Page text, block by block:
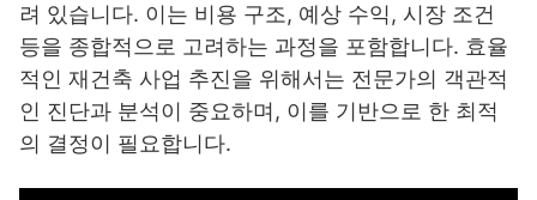
려 있습니다. 이는 비용 구조, 예상 수익, 시장 조건
등을 종합적으로 고려하는 과정을 포함합니다. 효율
적인 재건축 사업 추진을 위해서는 전문가의 객관적
인 진단과 분석이 중요하며, 이를 기반으로 한 최적
의 결정이 필요합니다.